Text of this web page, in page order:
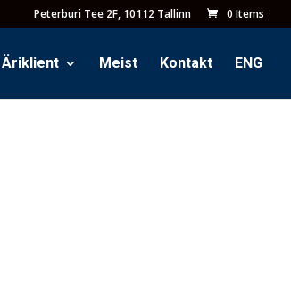
Peterburi Tee 2F, 10112 Tallinn 0 Items
Äriklient Meist Kontakt ENG